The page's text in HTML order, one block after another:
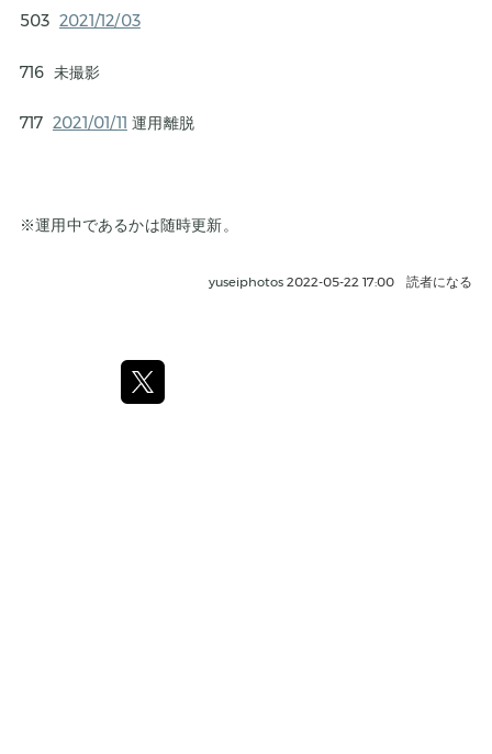
503 2021/12/03
716 未撮影
717 2021/01/11 運用離脱
※運用中であるかは随時更新。
yuseiphotos 2022-05-22 17:00 読者になる